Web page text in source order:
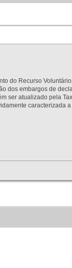
do Recurso
dos embargos de
ser atualizado pela
caracterizada